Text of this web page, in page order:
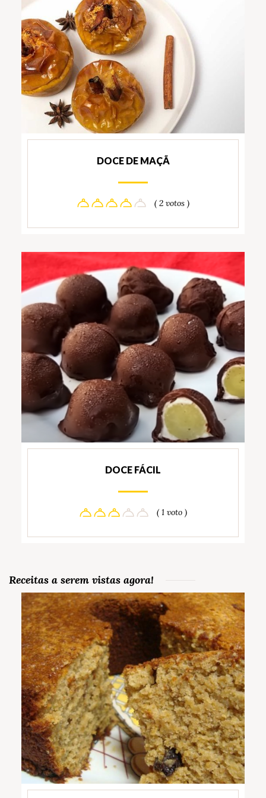
DOCE DE MAÇÃ
( 2 votos )
DOCE FÁCIL
( 1 voto )
Receitas a serem vistas agora!